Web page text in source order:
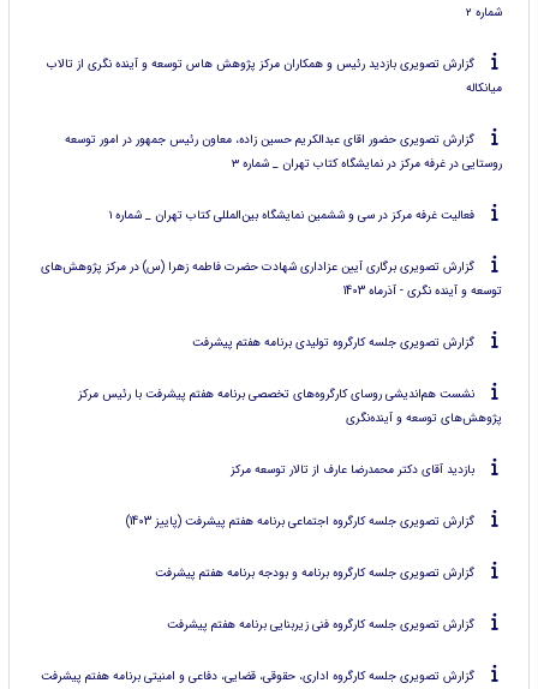
شماره ۲
گزارش تصویری بازدید رئیس و همکاران مرکز پژوهش هاس توسعه و آینده نگری از تالاب
میانکاله
گزارش تصویری حضور اقای عبدالکریم حسین زاده، معاون رئیس جمهور در امور توسعه
روستایی در غرفه مرکز در نمایشگاه کتاب تهران _ شماره ۳
فعالیت غرفه مرکز در سی و ششمین نمایشگاه بین‌المللی کتاب تهران _ شماره ۱
گزارش تصویری برگاری آیین عزاداری شهادت حضرت فاطمه زهرا (س) در مرکز پژوهش‌های
توسعه و آینده نگری - آذرماه 1403
گزارش تصویری جلسه کارگروه تولیدی برنامه هفتم پیشرفت
نشست هم‌اندیشی روسای کارگروه‌های تخصصی برنامه هفتم پیشرفت با رئیس مرکز
پژوهش‌های توسعه و آینده‌نگری
بازدید آقای دکتر محمدرضا عارف از تالار توسعه مرکز
گزارش تصویری جلسه کارگروه اجتماعی برنامه هفتم پیشرفت (پاییز 1403)
گزارش تصویری جلسه کارگروه برنامه و بودجه برنامه هفتم پیشرفت
گزارش تصویری جلسه کارگروه فنی زیربنایی برنامه هفتم پیشرفت
گزارش تصویری جلسه کارگروه اداری، حقوقی، قضایی، دفاعی و امنیتی برنامه هفتم پیشرفت